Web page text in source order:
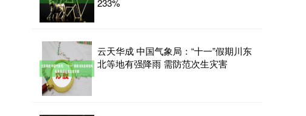
233%
云天华成 中国气象局：“十一”假期川东
北等地有强降雨 需防范次生灾害